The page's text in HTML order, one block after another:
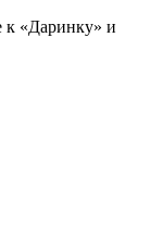
к «Даринку» и